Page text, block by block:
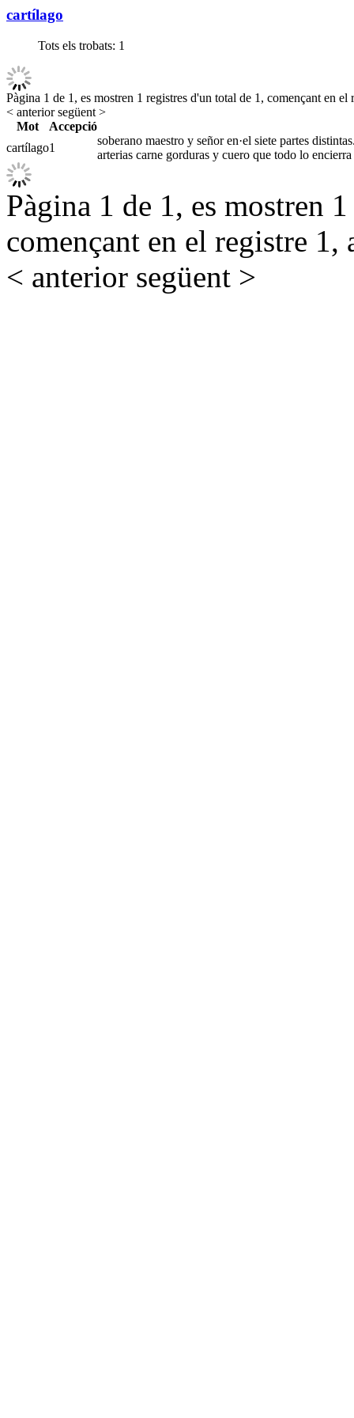
cartílago
Tots els trobats: 1
Pàgina 1 de 1, es mostren 1 registres d'un total de 1, començant en el
< anteriorsegüent >
Mot
Accepció
cartílago1
soberano maestro y señor en·el siete partes
arterias carne gorduras y cuero que todo lo
Pàgina 1 de 1, es mostren
començant en el registre 1,
< anterior següent >